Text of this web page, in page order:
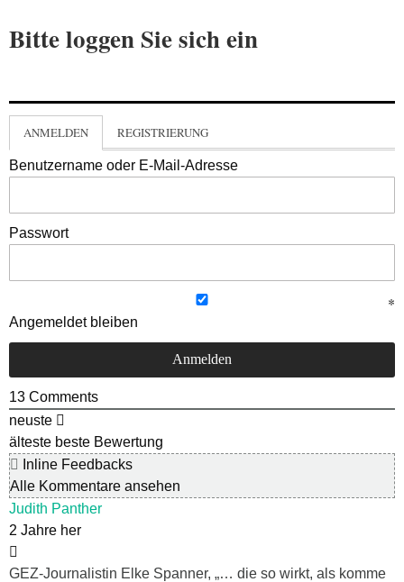
Bitte loggen Sie sich ein
ANMELDEN REGISTRIERUNG
Benutzername oder E-Mail-Adresse
Passwort
Angemeldet bleiben
13 Comments
neuste
älteste beste Bewertung
Inline Feedbacks
Alle Kommentare ansehen
Judith Panther
2 Jahre her
GEZ-Journalistin Elke Spanner, „… die so wirkt, als komme